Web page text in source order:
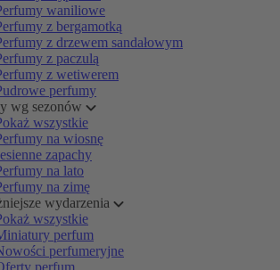
waniliowe
z bergamotką
z drzewem sandałowym
z paczulą
z wetiwerem
perfumy
wg sezonów
wszystkie
na wiosnę
zapachy
na lato
na zimę
wydarzenia
wszystkie
perfum
perfumeryjne
perfum